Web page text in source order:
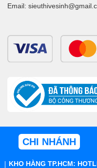
Email:
CHI NHÁNH
KHO HÀNG TP.HCM: